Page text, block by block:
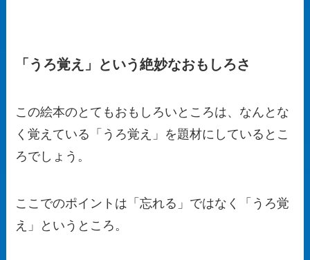
「うろ覚え」という絶妙なおもしろさ
この絵本のとてもおもしろいところは、なんとな
く覚えている「うろ覚え」を題材にしているとこ
ろでしょう。
ここでのポイントは「忘れる」ではなく「うろ覚
え」というところ。